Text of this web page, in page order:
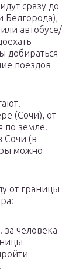
сразу до
Белгорода),
автобусе/
добираться
поездов
(Сочи), от
по земле.
Сочи (в
можно
от границы
за человека